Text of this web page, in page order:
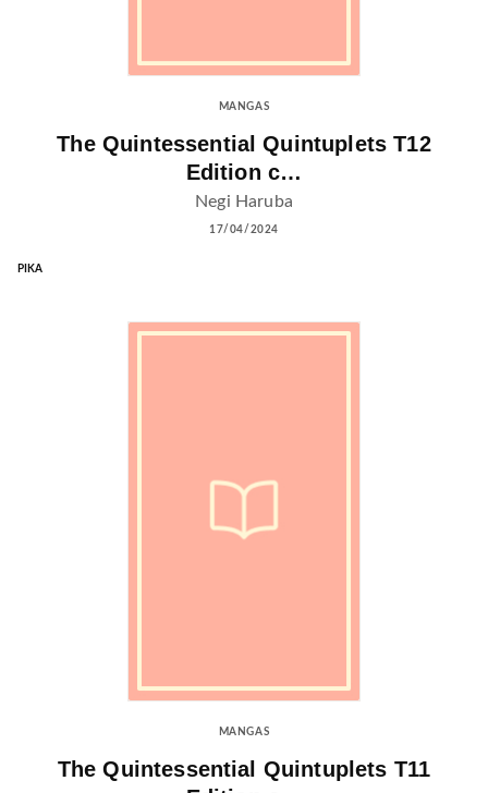
MANGAS
The Quintessential Quintuplets T12
Edition c…
Negi Haruba
17/04/2024
PIKA
MANGAS
The Quintessential Quintuplets T11